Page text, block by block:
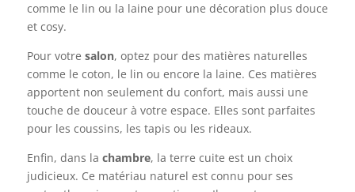
comme le lin ou la laine pour une décoration plus douce
et cosy.
Pour votre salon, optez pour des matières naturelles
comme le coton, le lin ou encore la laine. Ces matières
apportent non seulement du confort, mais aussi une
touche de douceur à votre espace. Elles sont parfaites
pour les coussins, les tapis ou les rideaux.
Enfin, dans la chambre, la terre cuite est un choix
judicieux. Ce matériau naturel est connu pour ses